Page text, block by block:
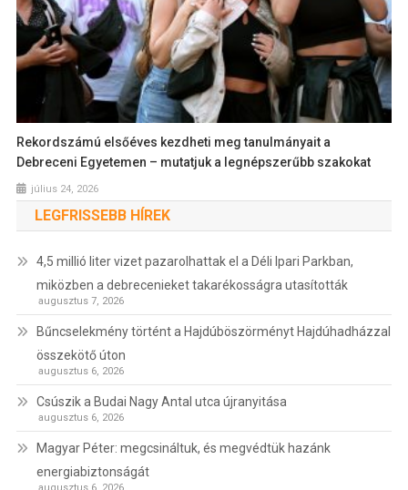
Rekordszámú elsőéves kezdheti meg tanulmányait a
Debreceni Egyetemen – mutatjuk a legnépszerűbb szakokat
július 24, 2026
LEGFRISSEBB HÍREK
4,5 millió liter vizet pazarolhattak el a Déli Ipari Parkban,
miközben a debrecenieket takarékosságra utasították
augusztus 7, 2026
Bűncselekmény történt a Hajdúböszörményt Hajdúhadházzal
összekötő úton
augusztus 6, 2026
Csúszik a Budai Nagy Antal utca újranyitása
augusztus 6, 2026
Magyar Péter: megcsináltuk, és megvédtük hazánk
energiabiztonságát
augusztus 6, 2026